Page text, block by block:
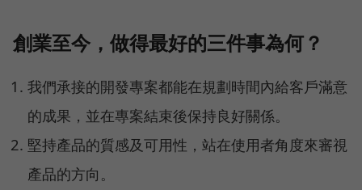
創業至今，做得最好的三件事為何？
我們承接的開發專案都能在規劃時間內給客戶滿意
的成果，並在專案結束後保持良好關係。
堅持產品的質感及可用性，站在使用者角度來審視
產品的方向。